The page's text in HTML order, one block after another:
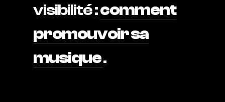
visibilité :comment
promouvoir sa
musique.